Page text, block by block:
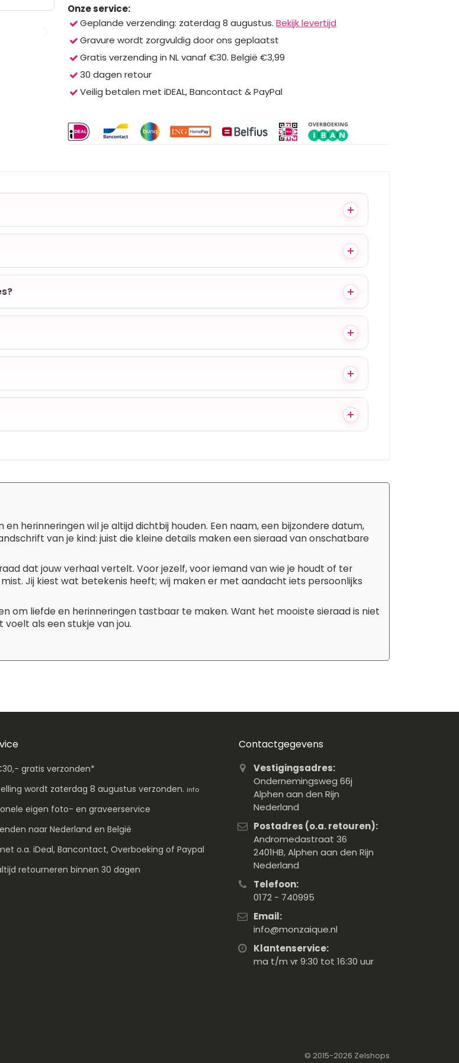
Onze service:
Geplande verzending: zaterdag 8 augustus. Bekijk levertijd
Gravure wordt zorgvuldig door ons geplaatst
Gratis verzending in NL vanaf €30. België €3,99
30 dagen retour
Veilig betalen met iDEAL, Bancontact & PayPal
herinneringen wil je altijd dichtbij houden. Een naam, een bijzondere datum,
van je kind: juist die kleine details maken een sieraad van onschatbare
dat jouw verhaal vertelt. Voor jezelf, voor iemand van wie je houdt of ter
Jij kiest wat betekenis heeft; wij maken er met aandacht iets persoonlijks
om liefde en herinneringen tastbaar te maken. Want het mooiste sieraad is niet
als een stukje van jou.
gratis verzonden*
wordt zaterdag 8 augustus verzonden. info
eigen foto- en graveerservice
naar Nederland en België
o.a. iDeal, Bancontact, Overboeking of Paypal
retourneren binnen 30 dagen
Contactgegevens
Vestigingsadres:
Ondernemingsweg 66j
Alphen aan den Rijn
Nederland
Postadres (o.a. retouren):
Andromedastraat 36
2401HB, Alphen aan den Rijn
Nederland
Telefoon:
0172 - 740995
Email:
info@monzaique.nl
Klantenservice:
ma t/m vr 9:30 tot 16:30 uur
© 2015-2026 Zelshops